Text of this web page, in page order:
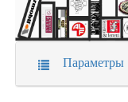
Параметры